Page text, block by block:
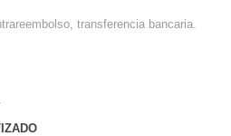
transferencia bancaria.